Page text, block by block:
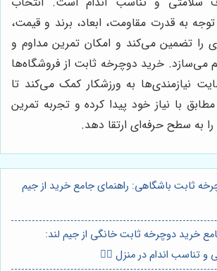
به قدرت مقاومت، ابعاد، برند و قیمت،
را تضمین می‌کند و امکان تمرین مداوم و
می‌سازد. خرید دوچرخه ثابت از فروشگاه‌ها
نیازمندی‌ها به ورزشکار کمک می‌کند تا
با نیاز خود پیدا کرده و تجربه تمرین
به سطح حرفه‌ای ارتقا دهد.
ثابت باشگاهی: راهنمای جامع خرید از جیم
خرید دوچرخه ثابت خانگی از جیم لند:
و تناسب اندام در منزل 🚴‍♀️